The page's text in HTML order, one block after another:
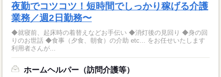
夜勤でコツコツ！短時間でしっかり稼げる介護
業務／週2日勤務〜
◆就寝前、起床時の着替えなどお手伝い ◆消灯後の見回り ◆身の回
りのお世話 ◆食事（夕食、朝食）の介助 etc... をお任せいたします
利用者さんが...
ホームヘルパー（訪問介護等）